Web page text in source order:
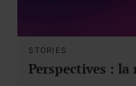
STORIES
Perspectives :